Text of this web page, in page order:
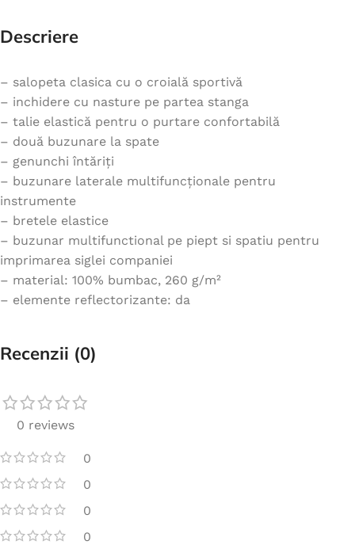
Descriere
– salopeta clasica cu o croială sportivă
– inchidere cu nasture pe partea stanga
– talie elastică pentru o purtare confortabilă
– două buzunare la spate
– genunchi întăriți
– buzunare laterale multifuncționale pentru
instrumente
– bretele elastice
– buzunar multifunctional pe piept si spatiu pentru
imprimarea siglei companiei
– material: 100% bumbac, 260 g/m²
– elemente reflectorizante: da
Recenzii (0)
0 reviews
0
0
0
0